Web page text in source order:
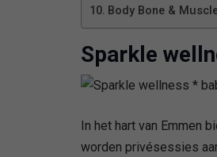
Body Bone &
Sparkle
In het hart van Emmen
worden privésessies